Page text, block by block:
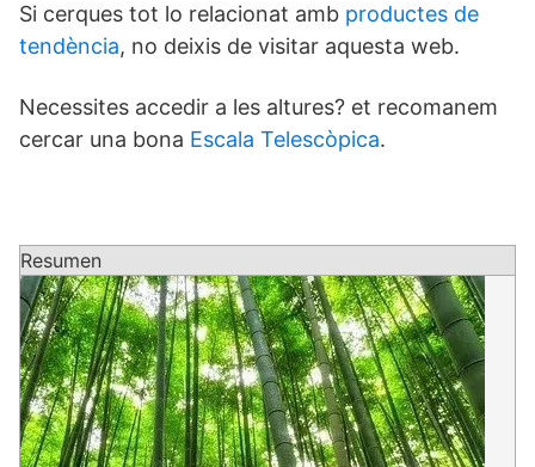
Si cerques tot lo relacionat amb productes de
tendència, no deixis de visitar aquesta web.
Necessites accedir a les altures? et recomanem
cercar una bona Escala Telescòpica.
Resumen